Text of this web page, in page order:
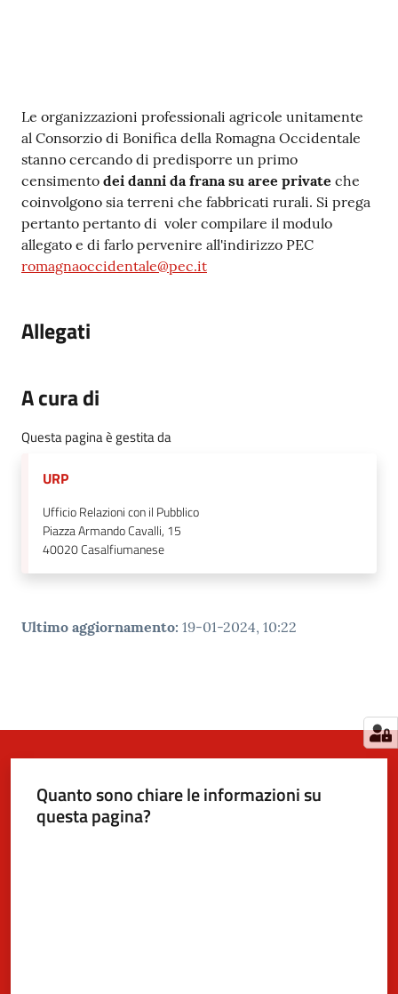
Contenuto
Le organizzazioni professionali agricole unitamente
al Consorzio di Bonifica della Romagna Occidentale
stanno cercando di predisporre un primo
censimento dei danni da frana su aree private che
coinvolgono sia terreni che fabbricati rurali. Si prega
pertanto pertanto di voler compilare il modulo
allegato e di farlo pervenire all'indirizzo PEC
romagnaoccidentale@pec.it
Allegati
A cura di
Questa pagina è gestita da
URP
Ufficio Relazioni con il Pubblico
Piazza Armando Cavalli, 15
40020Casalfiumanese
Ultimo aggiornamento: 19-01-2024, 10:22
Quanto sono chiare le informazioni su
questa pagina?